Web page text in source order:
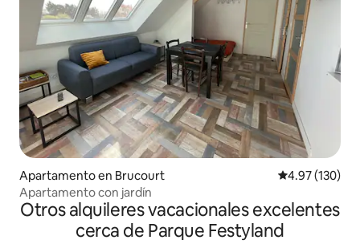
Apartamento en Brucourt Calificación
4.97 (130)
Apartamento con jardín
Otros alquileres vacacionales excelentes
cerca de Parque Festyland